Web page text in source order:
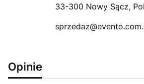
33-300 Nowy Sącz,
Opinie